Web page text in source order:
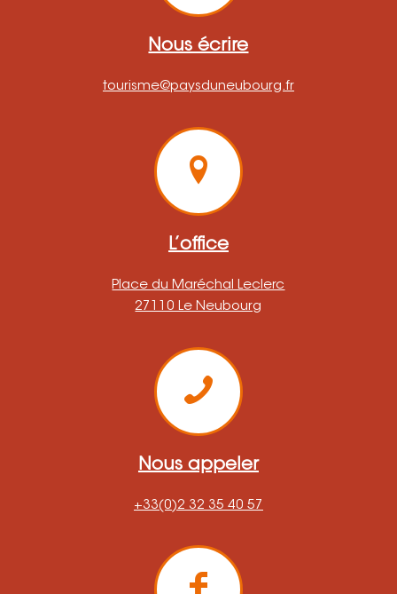
Nous écrire
tourisme@paysduneubourg.fr
L’office
Place du Maréchal Leclerc
27110 Le Neubourg
Nous appeler
+33(0)2 32 35 40 57